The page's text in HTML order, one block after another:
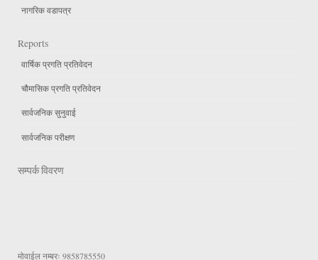
नागरिक वडापत्र
Reports
वार्षिक प्रगति प्रतिवेदन
चौमासिक प्रगति प्रतिवेदन
सार्वजनिक सुनुवाई
सार्वजनिक परीक्षण
सम्पर्क विवरण
मोवाईल नम्बरः 9858785550